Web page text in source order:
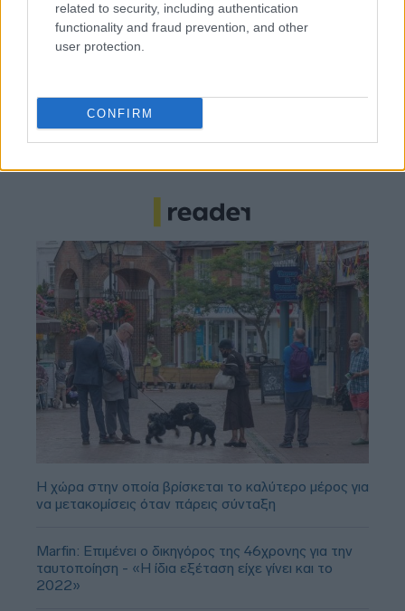
related to security, including authentication
functionality and fraud prevention, and other
user protection.
CONFIRM
«Πέθανε ο πατέρας του Μέσι»: Αναμένεται η
ανακοίνωση της οικογένειας
το ρόστερ της ομάδας
Μαρινάκης σε Μονκάδα, «πέντε μεταγραφές
Η χώρα στην οποία βρίσκεται το καλύτερο μέρος για
να μετακομίσεις όταν πάρεις σύνταξη
Marfin: Επιμένει ο δικηγόρος της 46χρονης για την
ταυτοποίηση - «Η ίδια εξέταση είχε γίνει και το
2022»